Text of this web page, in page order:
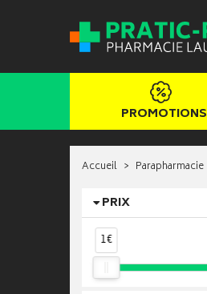
PROMOTIONS
Accueil Parapharmacie
PRIX
1€